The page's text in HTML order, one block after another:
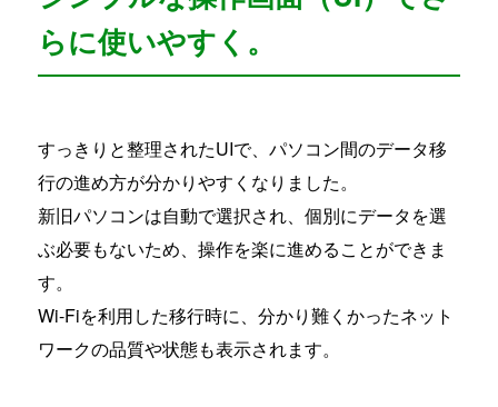
らに使いやすく。
すっきりと整理されたUIで、パソコン間のデータ移
行の進め方が分かりやすくなりました。
新旧パソコンは自動で選択され、個別にデータを選
ぶ必要もないため、操作を楽に進めることができま
す。
Wi-Fiを利用した移行時に、分かり難くかったネット
ワークの品質や状態も表示されます。